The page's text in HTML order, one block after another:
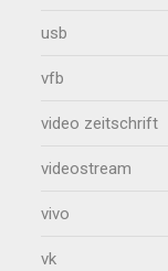
usb
vfb
video zeitschrift
videostream
vivo
vk